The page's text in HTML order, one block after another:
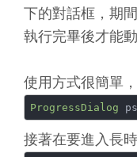
下的對話框，期
執行完畢後才能動
使用方式很簡單
ProgressDialog
接著在要進入長